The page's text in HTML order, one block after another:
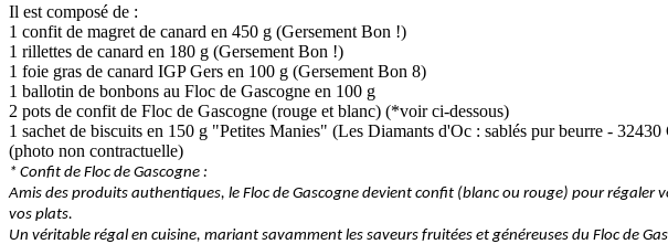
Il est composé de :
1 confit de magret de canard en 450 g (Gersement Bon !)
1 rillettes de canard en 180 g (Gersement Bon !)
1 foie gras de canard IGP Gers en 100 g (Gersement Bon 8)
1 ballotin de bonbons au Floc de Gascogne en 100 g
2 pots de confit de Floc de Gascogne (rouge et blanc) (*voir ci-dessous)
1 sachet de biscuits en 150 g "Petites Manies" (Les Diamants d'Oc : sablés pur beurre - 32430
(photo non contractuelle)
* Confit de Floc de Gascogne :
Amis des produits authentiques, le Floc de Gascogne devient confit (blanc ou rouge) pour
vos plats.
Un véritable régal en cuisine, mariant savamment les saveurs fruitées et généreuses du Floc de